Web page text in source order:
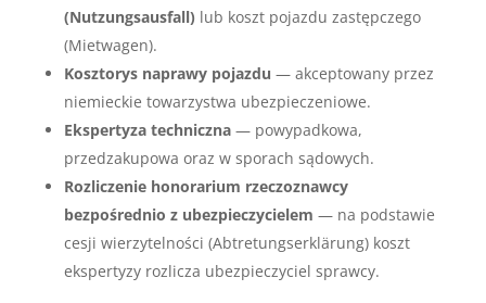
(Nutzungsausfall) lub koszt pojazdu zastępczego
(Mietwagen).
Kosztorys naprawy pojazdu — akceptowany przez
niemieckie towarzystwa ubezpieczeniowe.
Ekspertyza techniczna— powypadkowa,
przedzakupowa oraz w sporach sądowych.
Rozliczenie honorarium rzeczoznawcy
bezpośrednio z ubezpieczycielem — na podstawie
cesji wierzytelności (Abtretungserklärung) koszt
ekspertyzy rozlicza ubezpieczyciel sprawcy.